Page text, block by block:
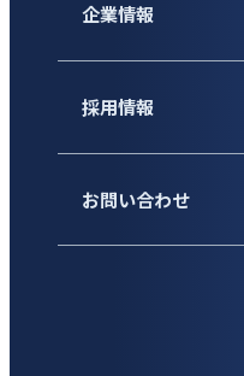
企業情報
採用情報
お問い合わせ